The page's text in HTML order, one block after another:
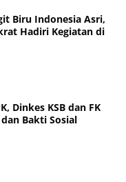
Biru Indonesia Asri,
Hadiri Kegiatan di
Dinkes KSB dan FK
Bakti Sosial